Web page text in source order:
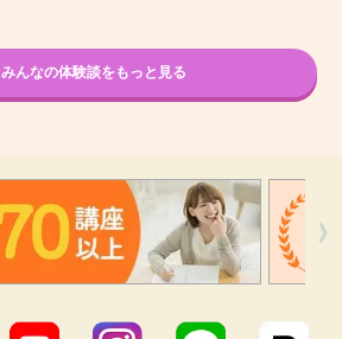
みんなの体験談をもっと見る
X YouTube Instagram LINE